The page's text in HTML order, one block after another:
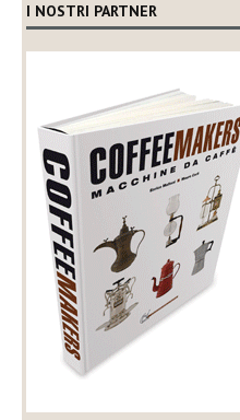
I NOSTRI PARTNER